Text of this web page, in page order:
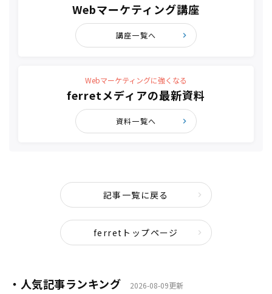
Webマーケティング講座
講座一覧へ
Webマーケティングに強くなる
ferretメディアの最新資料
資料一覧へ
記事一覧に戻る
ferretトップページ
・人気記事ランキング 2026-08-09更新